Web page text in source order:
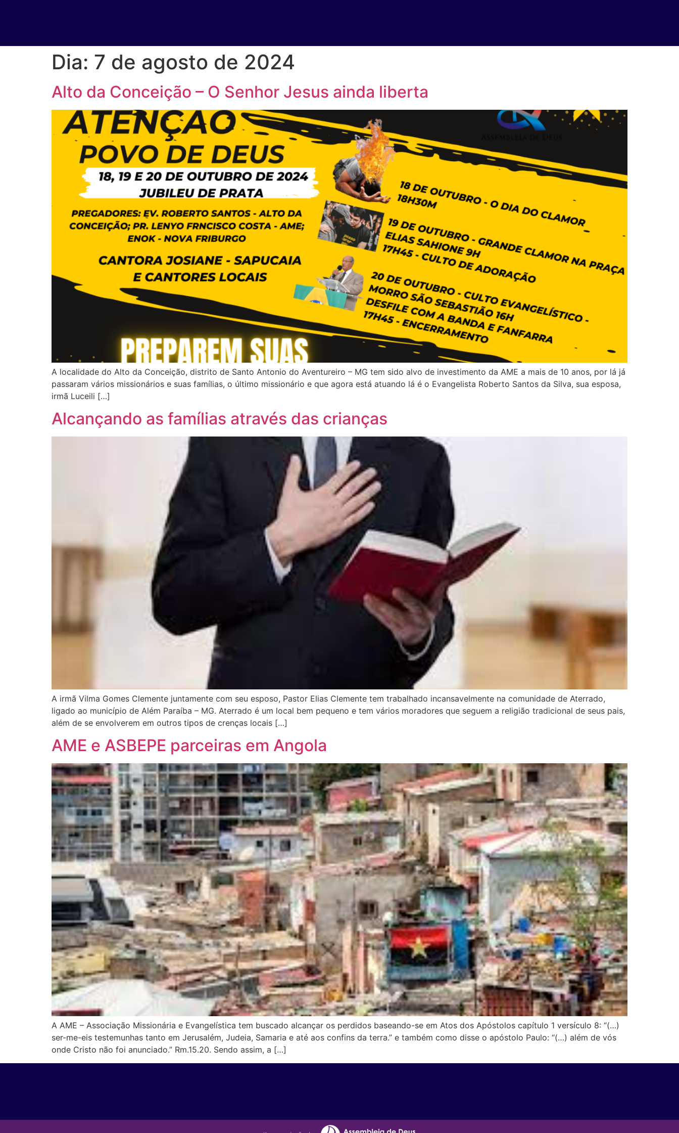
Dia: 7 de agosto de 2024
Alto da Conceição – O Senhor Jesus ainda liberta
A localidade do Alto da Conceição, distrito de Santo Antonio do Aventureiro – MG tem sido alvo de investimento da AME a mais de 10 anos, por lá já
passaram vários missionários e suas famílias, o último missionário e que agora está atuando lá é o Evangelista Roberto Santos da Silva, sua esposa,
irmã Luceili […]
Alcançando as famílias através das crianças
A irmã Vilma Gomes Clemente juntamente com seu esposo, Pastor Elias Clemente tem trabalhado incansavelmente na comunidade de Aterrado,
ligado ao município de Além Paraíba – MG. Aterrado é um local bem pequeno e tem vários moradores que seguem a religião tradicional de seus pais,
além de se envolverem em outros tipos de crenças locais […]
AME e ASBEPE parceiras em Angola
A AME – Associação Missionária e Evangelística tem buscado alcançar os perdidos baseando-se em Atos dos Apóstolos capítulo 1 versículo 8: “(…)
ser-me-eis testemunhas tanto em Jerusalém, Judeia, Samaria e até aos confins da terra.” e também como disse o apóstolo Paulo: “(…) além de vós
onde Cristo não foi anunciado.” Rm.15.20. Sendo assim, a […]